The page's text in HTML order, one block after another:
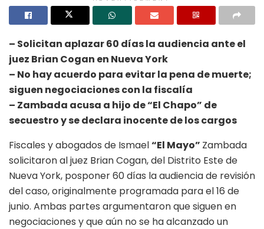
– Solicitan aplazar 60 días la audiencia ante el
juez Brian Cogan en Nueva York
– No hay acuerdo para evitar la pena de muerte;
siguen negociaciones con la fiscalía
– Zambada acusa a hijo de “El Chapo” de
secuestro y se declara inocente de los cargos
Fiscales y abogados de Ismael“El Mayo” Zambada
solicitaron al juez Brian Cogan, del Distrito Este de
Nueva York, posponer 60 días la audiencia de revisión
del caso, originalmente programada para el 16 de
junio. Ambas partes argumentaron que siguen en
negociaciones y que aún no se ha alcanzado un